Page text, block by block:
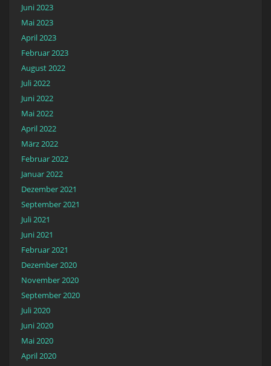
Juni 2023
Mai 2023
April 2023
Februar 2023
August 2022
Juli 2022
Juni 2022
Mai 2022
April 2022
März 2022
Februar 2022
Januar 2022
Dezember 2021
September 2021
Juli 2021
Juni 2021
Februar 2021
Dezember 2020
November 2020
September 2020
Juli 2020
Juni 2020
Mai 2020
April 2020